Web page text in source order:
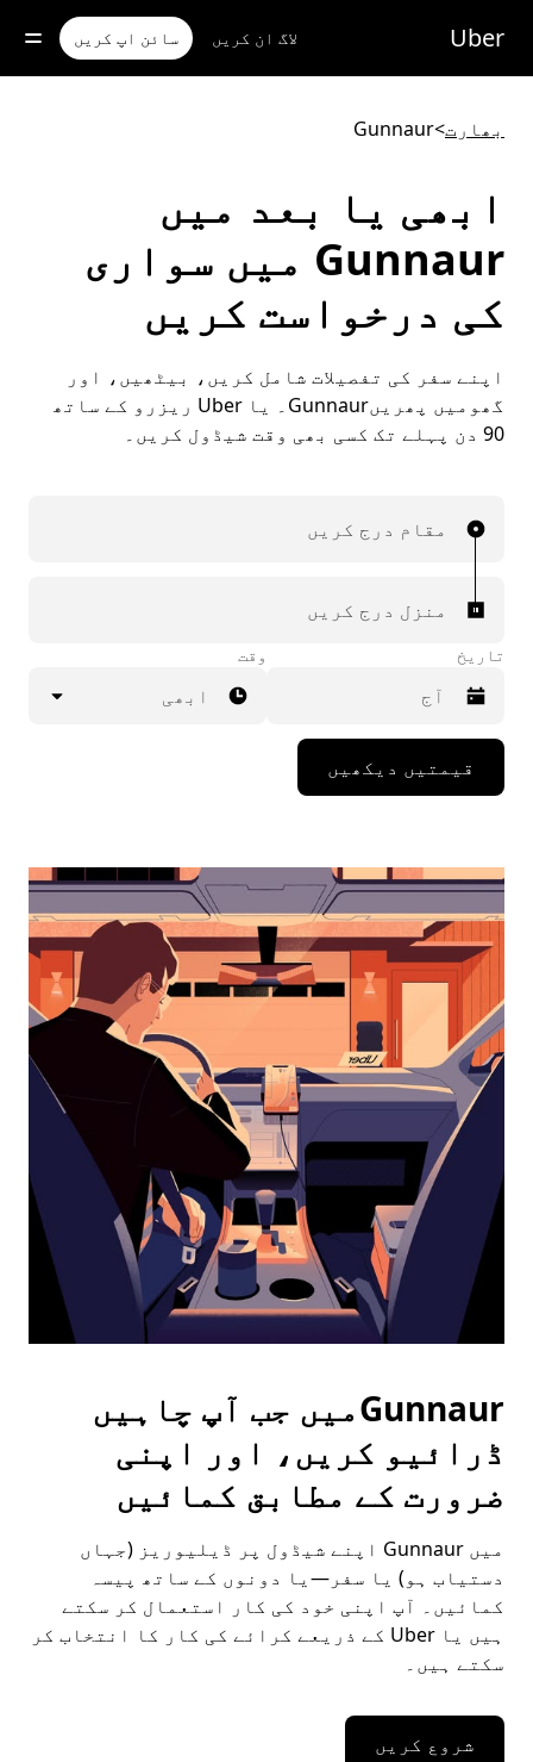
مواد
جائیں
Uber لاگ ان کریں سائن اپ کریں
بھارت>
Gunnaur
ابھی یا بعد میں
Gunnaur میں سواری
کی درخواست کریں
اپنے سفر کی تفصیلات شامل کریں، بیٹھیں، اور
گھومیں پھریںGunnaur۔ یا Uber ریزرو کے ساتھ
90 دن پہلے تک کسی بھی وقت شیڈول کریں۔
مقام درج کریں
منزل درج کریں
تاریخ
Press
down
interact
the
calendar
and
select
a
date.
Press
the
escape
button
the
calendar.
وقت
ابھی
قیمتیں دیکھیں
Gunnaurمیں جب آپ چاہیں
ڈرائیو کریں، اور اپنی
ضرورت کے مطابق کمائیں
میں Gunnaur اپنے شیڈول پر ڈیلیوریز (جہاں
دستیاب ہو) یا سفر—یا دونوں کے ساتھ پیسہ
کمائیں۔ آپ اپنی خود کی کار استعمال کر سکتے
ہیں یا Uber کے ذریعے کرائے کی کار کا انتخاب کر
سکتے ہیں۔
شروع کریں